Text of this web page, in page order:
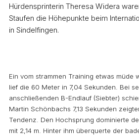
Hürdensprinterin Theresa Widera
Staufen die Höhepunkte beim
in Sindelfingen.
Ein vom strammen Training etwas müde
lief die 60 Meter in 7,04 Sekunden. Bei
anschließenden B-Endlauf (Siebter)
Martin Schönbachs 7,13 Sekunden
Tendenz. Den Hochsprung dominierte
mit 2,14 m. Hinter ihm überquerte der